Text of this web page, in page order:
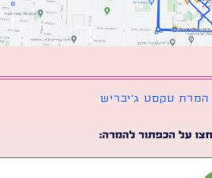
ג׳יבריש